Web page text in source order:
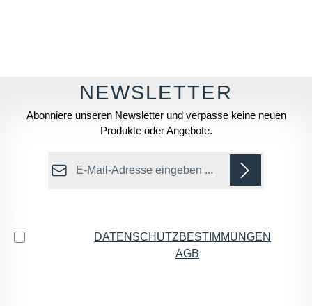
Abonniere unseren Newsletter und verpasse keine neuen
Produkte oder Angebote.
E-Mail-Adresse*
DATENSCHUTZBESTIMMUNGEN
AGB